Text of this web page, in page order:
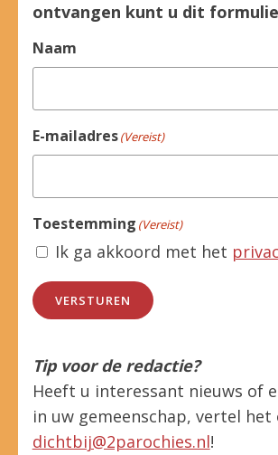
ontvangen kunt u dit
Naam
E-mailadres(Vereist)
Toestemming (Vereist)
Ik ga akkoord met het
VERSTUREN
Tip voor de redactie?
Heeft u interessant nieuws of
in uw gemeenschap, vertel het
dichtbij@2parochies.nl!